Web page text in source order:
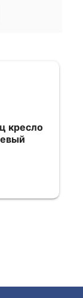
кресло
связи.
перед
Так же